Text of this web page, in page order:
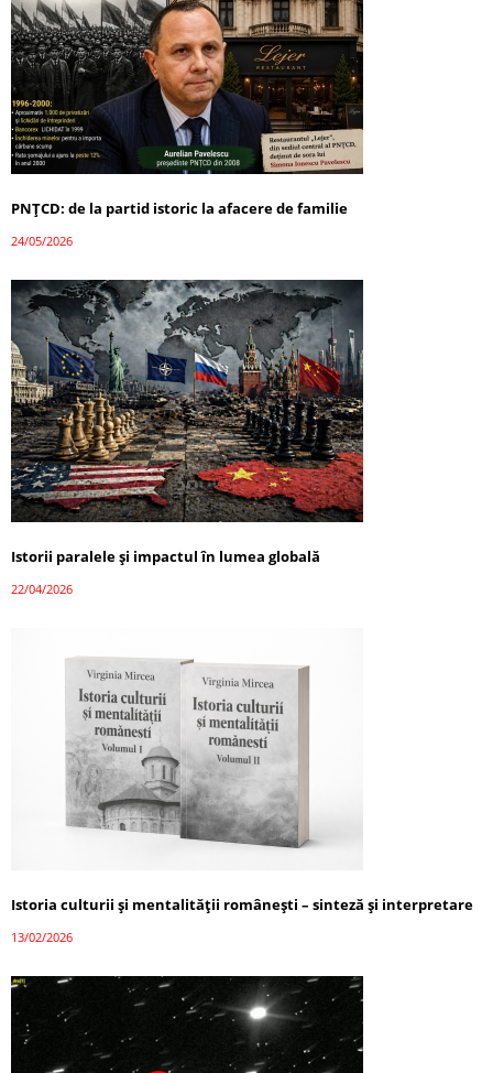
PNȚCD: de la partid istoric la afacere de familie
24/05/2026
Istorii paralele și impactul în lumea globală
22/04/2026
Istoria culturii și mentalității românești – sinteză și interpretare
13/02/2026